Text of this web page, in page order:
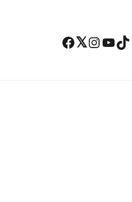
Facebook Twitter Instagram YouTube TikTok